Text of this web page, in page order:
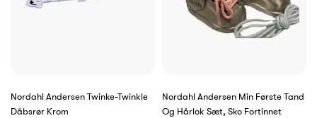
Nordahl Andersen Twinke-Twinkle
Dåbsrør Krom
Nordahl Andersen Min Første Tand
Og Hårlok Sæt, Sko Fortinnet